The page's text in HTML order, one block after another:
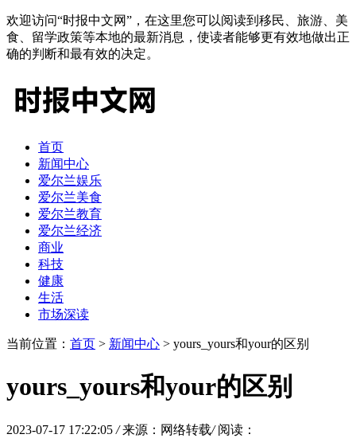
欢迎访问“时报中文网”，在这里您可以阅读到移民、旅游、美
食、留学政策等本地的最新消息，使读者能够更有效地做出正
确的判断和最有效的决定。
首页
新闻中心
爱尔兰娱乐
爱尔兰美食
爱尔兰教育
爱尔兰经济
商业
科技
健康
生活
市场深读
当前位置： 首页 > 新闻中心 > yours_yours和your的区别
yours_yours和your的区别
2023-07-17 17:22:05 / 来源：网络转载/ 阅读：